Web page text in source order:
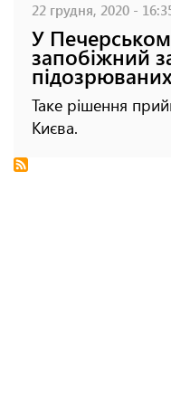
22 грудня, 2020 -
У
запобіжний
Таке рішення
Києва.